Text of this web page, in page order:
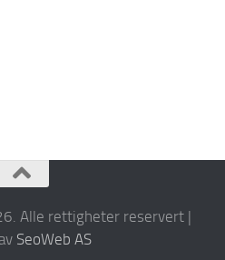
Alle rettigheter reservert |
SeoWeb AS